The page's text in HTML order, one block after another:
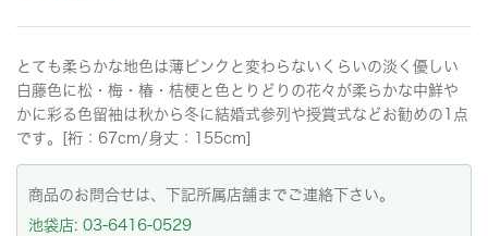
とても柔らかな地色は薄ピンクと変わらないくらいの淡く優しい
白藤色に松・梅・椿・桔梗と色とりどりの花々が柔らかな中鮮や
かに彩る色留袖は秋から冬に結婚式参列や授賞式などお勧めの1点
です。[裄：67cm/身丈：155cm]
商品のお問合せは、下記所属店舗までご連絡下さい。
池袋店: 03-6416-0529